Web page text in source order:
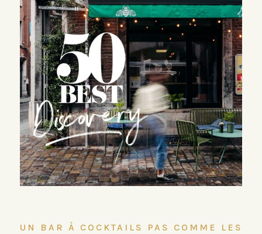
UN BAR À COCKTAILS PAS COMME LES